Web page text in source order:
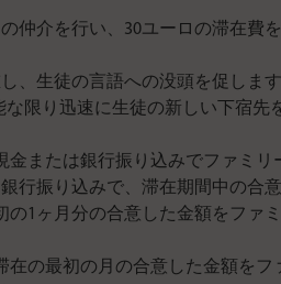
仲介を行い、30ユーロの滞在
、生徒の言語への没頭を促します
限り迅速に生徒の新しい下宿先
または銀行振り込みでファミリ
行振り込みで、滞在期間中の合
1ヶ月分の合意した金額をファ
の最初の月の合意した金額を